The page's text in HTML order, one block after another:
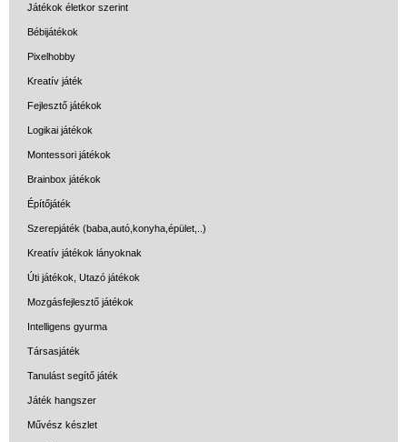
Játékok életkor szerint
Bébijátékok
Pixelhobby
Kreatív játék
Fejlesztő játékok
Logikai játékok
Montessori játékok
Brainbox játékok
Építőjáték
Szerepjáték (baba,autó,konyha,épület,..)
Kreatív játékok lányoknak
Úti játékok, Utazó játékok
Mozgásfejlesztő játékok
Intelligens gyurma
Társasjáték
Tanulást segítő játék
Játék hangszer
Művész készlet